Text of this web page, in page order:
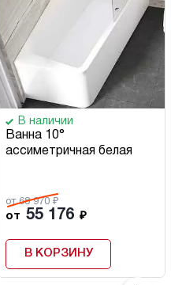
В наличии
Ванна 10°
ассиметричная белая
от 68 970 ₽
от 55 176 ₽
В КОРЗИНУ